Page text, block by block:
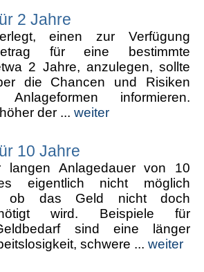
2 Jahre
einen zur Verfügung
für eine bestimmte
2 Jahre, anzulegen, sollte
die Chancen und Risiken
Anlageformen informieren.
der ... weiter
10 Jahre
langen Anlagedauer von 10
eigentlich nicht möglich
ob das Geld nicht doch
wird. Beispiele für
sind eine länger
schwere ... weiter